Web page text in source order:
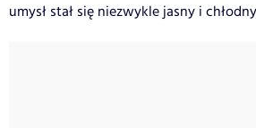
umysł stał się niezwykle jasny i